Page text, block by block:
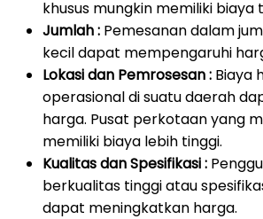
khusus mungkin memiliki biaya
Jumlah : Pemesanan dalam
kecil dapat mempengaruhi
Lokasi dan Pemrosesan : Biaya
operasional di suatu daerah
harga. Pusat perkotaan yang
memiliki biaya lebih tinggi.
Kualitas dan Spesifikasi :
berkualitas tinggi atau
dapat meningkatkan harga.